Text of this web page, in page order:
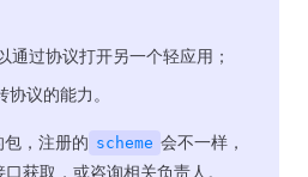
通过协议打开另一个轻应用；
议的能力。
，注册的 scheme 会不一样，
口获取，或咨询相关负责人。